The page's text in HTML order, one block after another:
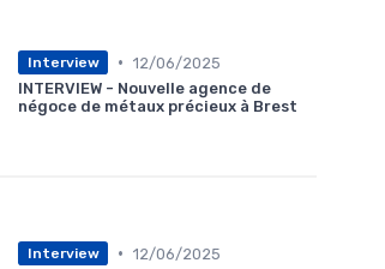
Interview • 12/06/2025
INTERVIEW - Nouvelle agence de
négoce de métaux précieux à Brest
Interview • 12/06/2025